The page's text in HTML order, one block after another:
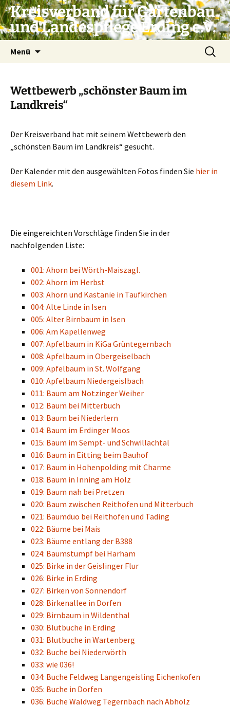
Zum
Inhalt
springen
Kreisverband für Gartenbau
und Landespflege Erding e.V.
Menü
Suchen
nach:
Wettbewerb „schönster Baum im
Landkreis“
Der Kreisverband hat mit seinem Wettbewerb den
„schönsten Baum im Landkreis“ gesucht.
Der Kalender mit den ausgewählten Fotos finden Sie hier in
diesem Link.
Die eingereichten Vorschläge finden Sie in der
nachfolgenden Liste:
001: Ahorn bei Wörth-Maiszagl.
002: Ahorn im Herbst
003: Ahorn und Kastanie in Taufkirchen
004: Alte Linde in Isen
005: Alter Birnbaum in Isen
006: Am Kapellenweg
007: Apfelbaum in KiGa Grüntegernbach
008: Apfelbaum in Obergeiselbach
009: Apfelbaum in St. Wolfgang
010: Apfelbaum Niedergeislbach
011: Baum am Notzinger Weiher
012: Baum bei Mitterbuch
013: Baum bei Niederlern
014: Baum im Erdinger Moos
015: Baum im Sempt- und Schwillachtal
016: Baum in Eitting beim Bauhof
017: Baum in Hohenpolding mit Charme
018: Baum in Inning am Holz
019: Baum nah bei Pretzen
020: Baum zwischen Reithofen und Mitterbuch
021: Baumduo bei Reithofen und Tading
022: Bäume bei Mais
023: Bäume entlang der B388
024: Baumstumpf bei Harham
025: Birke in der Geislinger Flur
026: Birke in Erding
027: Birken von Sonnendorf
028: Birkenallee in Dorfen
029: Birnbaum in Wildenthal
030: Blutbuche in Erding
031: Blutbuche in Wartenberg
032: Buche bei Niederwörth
033: wie 036!
034: Buche Feldweg Langengeisling Eichenkofen
035: Buche in Dorfen
036: Buche Waldweg Tegernbach nach Abholz